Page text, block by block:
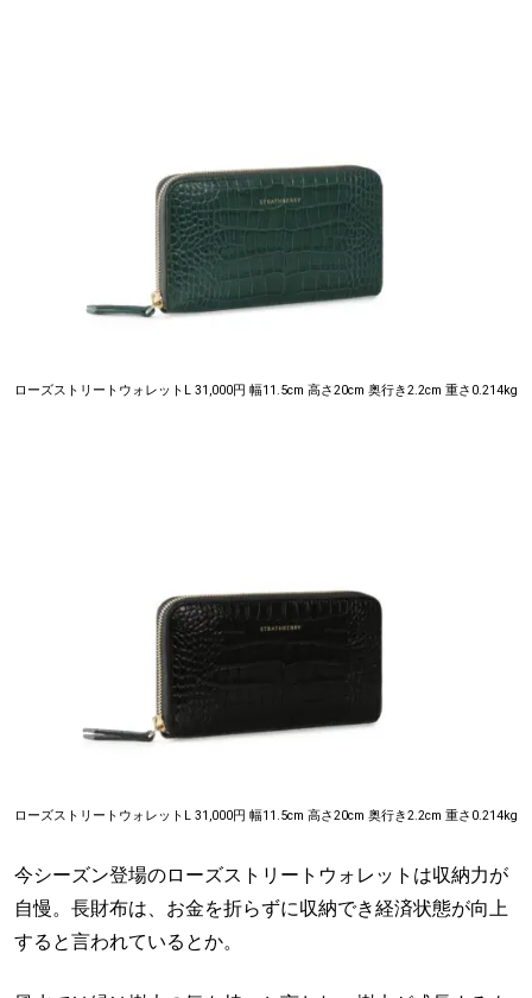
ローズストリートウォレットL 31,000円 幅11.5cm 高さ20cm 奥行き2.2cm 重さ0.214kg
ローズストリートウォレットL 31,000円 幅11.5cm 高さ20cm 奥行き2.2cm 重さ0.214kg
今シーズン登場のローズストリートウォレットは収納力が
自慢。長財布は、お金を折らずに収納でき経済状態が向上
すると言われているとか。